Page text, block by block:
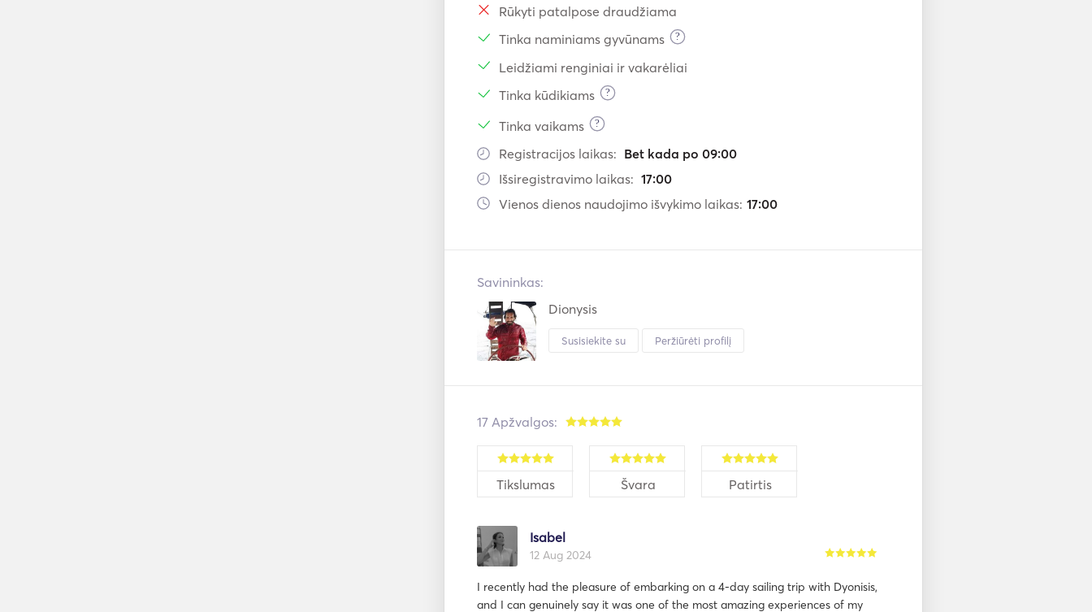
Rūkyti patalpose draudžiama
Tinka naminiams gyvūnams
?
Leidžiami renginiai ir vakarėliai
Tinka kūdikiams
?
Tinka vaikams ?
Registracijos laikas: Bet kada po 09:00
Išsiregistravimo laikas: 17:00
Vienos dienos naudojimo išvykimo laikas: 17:00
Savininkas:
Dionysis
Susisiekite su Peržiūrėti profilį
17 Apžvalgos:
Tikslumas Švara Patirtis
Isabel
12 Aug 2024
I recently had the pleasure of embarking on a 4-day sailing trip with Dyonisis,
and I can genuinely say it was one of the most amazing experiences of my